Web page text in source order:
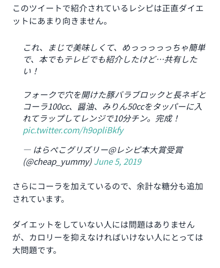
このツイートで紹介されているレシピは正直ダイエ
ットにあまり向きません。
これ、まじで美味しくて、めっっっっっちゃ簡単
で、本でもテレビでも紹介したけど…共有した
い！
フォークで穴を開けた豚バラブロックと長ネギと
コーラ100cc、醤油、みりん50ccをタッパーに入
れてラップしてレンジで10分チン。完成！
pic.twitter.com/h9opliBkfy
— はらぺこグリズリー@レシピ本大賞受賞
(@cheap_yummy) June 5, 2019
さらにコーラを加えているので、余計な糖分も追加
されています。
ダイエットをしていない人には問題はありません
が、カロリーを抑えなければいけない人にとっては
大問題です。